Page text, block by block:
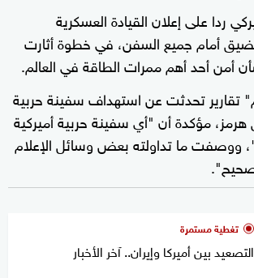
ردا على إعلان القيادة العسكرية
أمام جميع السفن، في خطوة أثارت
أمن أحد أهم ممرات الطاقة في العالم.
تحدثت عن استهداف سفينة حربية
مؤكدة أن "أي سفينة حربية أميركية
ووصفت ما تداولته بعض وسائل الإعلام
صحيح".
تغطية مستمرة
التصعيد بين أميركا وإيران.. آخر الأخبار